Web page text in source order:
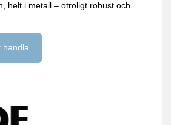
helt i metall – otroligt robust och
handla